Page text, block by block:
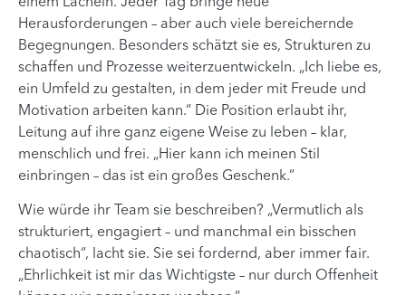
Herausforderungen – aber auch viele bereichernde
Begegnungen. Besonders schätzt sie es, Strukturen zu
schaffen und Prozesse weiterzuentwickeln. „Ich liebe es,
ein Umfeld zu gestalten, in dem jeder mit Freude und
Motivation arbeiten kann.“ Die Position erlaubt ihr,
Leitung auf ihre ganz eigene Weise zu leben – klar,
menschlich und frei. „Hier kann ich meinen Stil
einbringen – das ist ein großes Geschenk.“
Wie würde ihr Team sie beschreiben? „Vermutlich als
strukturiert, engagiert – und manchmal ein bisschen
chaotisch“, lacht sie. Sie sei fordernd, aber immer fair.
„Ehrlichkeit ist mir das Wichtigste – nur durch Offenheit